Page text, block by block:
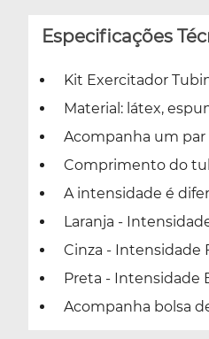
Especificações
Kit Exercitador
Material: látex,
Acompanha um par
Comprimento do
A intensidade é
Laranja -
Cinza - Intensidade
Preta - Intensidade
Acompanha bolsa